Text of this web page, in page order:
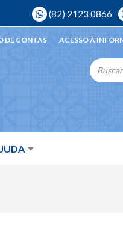
(82) 2123 0866
ACESSO À
DE CONTAS